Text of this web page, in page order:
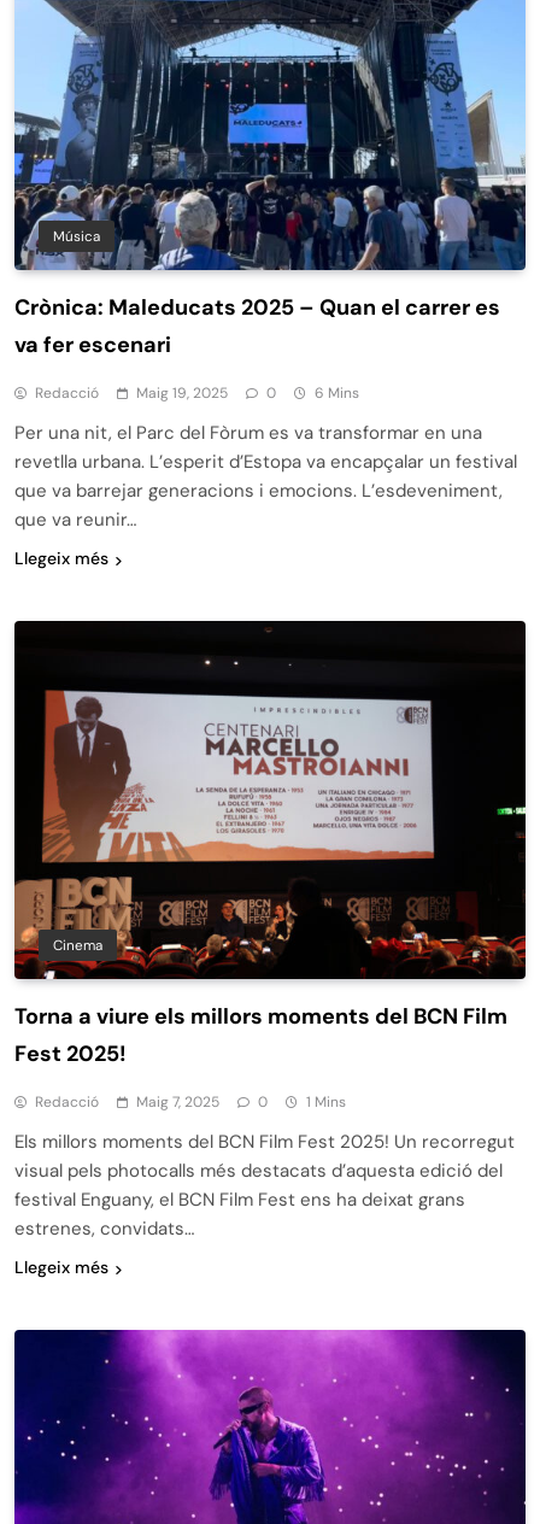
Música
Crònica: Maleducats 2025 – Quan el carrer es
va fer escenari
Redacció Maig 19, 2025 0 6 Mins
Per una nit, el Parc del Fòrum es va transformar en una
revetlla urbana. L’esperit d’Estopa va encapçalar un festival
que va barrejar generacions i emocions. L’esdeveniment,
que va reunir…
Llegeix més
Cinema
Torna a viure els millors moments del BCN Film
Fest 2025!
Redacció Maig 7, 2025 0 1 Mins
Els millors moments del BCN Film Fest 2025! Un recorregut
visual pels photocalls més destacats d’aquesta edició del
festival Enguany, el BCN Film Fest ens ha deixat grans
estrenes, convidats…
Llegeix més